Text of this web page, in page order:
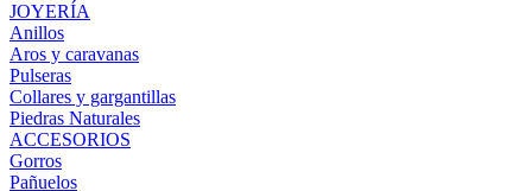
JOYERÍA
Anillos
Aros y caravanas
Pulseras
Collares y gargantillas
Piedras Naturales
ACCESORIOS
Gorros
Pañuelos